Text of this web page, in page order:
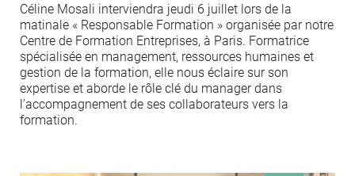
Céline Mosali interviendra jeudi 6 juillet lors de la
matinale « Responsable Formation » organisée par notre
Centre de Formation Entreprises, à Paris. Formatrice
spécialisée en management, ressources humaines et
gestion de la formation, elle nous éclaire sur son
expertise et aborde le rôle clé du manager dans
l’accompagnement de ses collaborateurs vers la
formation.